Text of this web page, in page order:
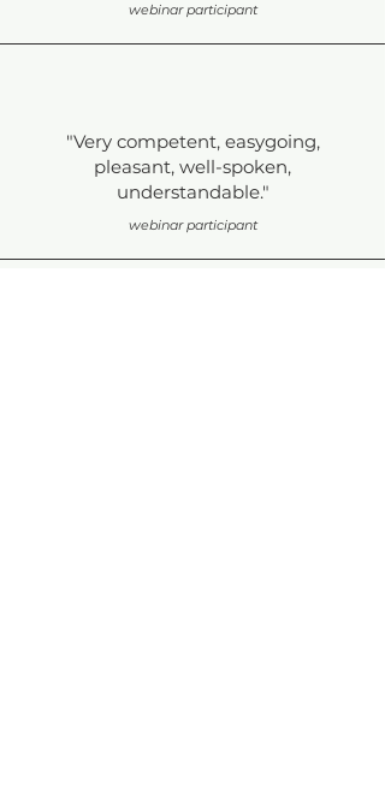
webinar participant
"Very competent, easygoing,
pleasant, well-spoken,
understandable."
webinar participant